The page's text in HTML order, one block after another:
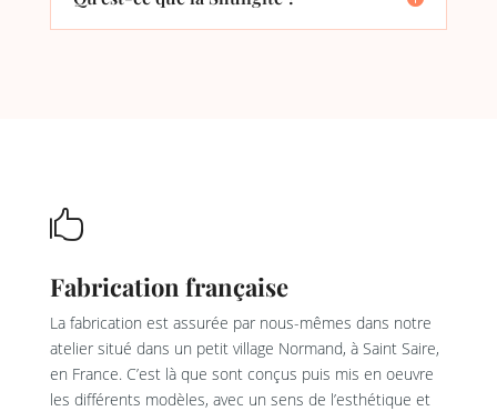

Fabrication française
La fabrication est assurée par nous-mêmes dans notre
atelier situé dans un petit village Normand, à Saint Saire,
en France. C’est là que sont conçus puis mis en oeuvre
les différents modèles, avec un sens de l’esthétique et